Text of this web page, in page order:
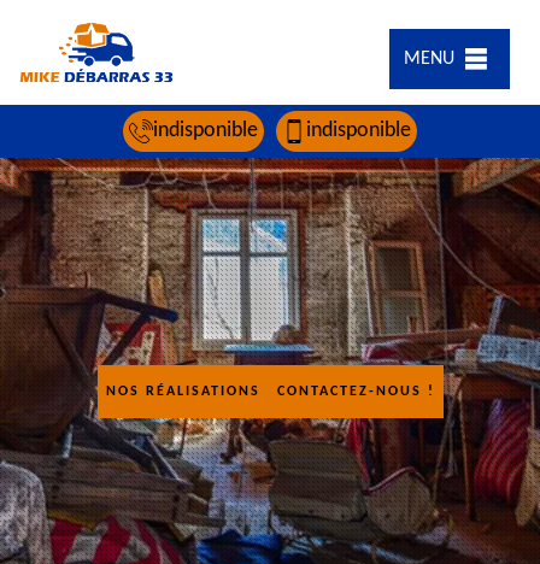
MENU
indisponible indisponible
NOS RÉALISATIONS CONTACTEZ-NOUS !